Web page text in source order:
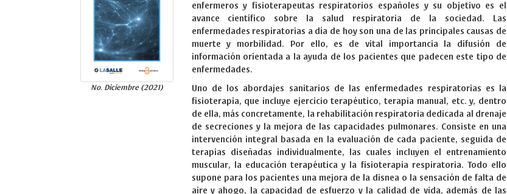
No. Diciembre (2021)
enfermeros y fisioterapeutas respiratorios españoles y su objetivo es el
avance científico sobre la salud respiratoria de la sociedad. Las
enfermedades respiratorias a día de hoy son una de las principales causas de
muerte y morbilidad. Por ello, es de vital importancia la difusión de
información orientada a la ayuda de los pacientes que padecen este tipo de
enfermedades.
Uno de los abordajes sanitarios de las enfermedades respiratorias es la
fisioterapia, que incluye ejercicio terapéutico, terapia manual, etc. y, dentro
de ella, más concretamente, la rehabilitación respiratoria dedicada al drenaje
de secreciones y la mejora de las capacidades pulmonares. Consiste en una
intervención integral basada en la evaluación de cada paciente, seguida de
terapias diseñadas individualmente, las cuales incluyen el entrenamiento
muscular, la educación terapéutica y la fisioterapia respiratoria. Todo ello
supone para los pacientes una mejora de la disnea o la sensación de falta de
aire y ahogo, la capacidad de esfuerzo y la calidad de vida, además de las